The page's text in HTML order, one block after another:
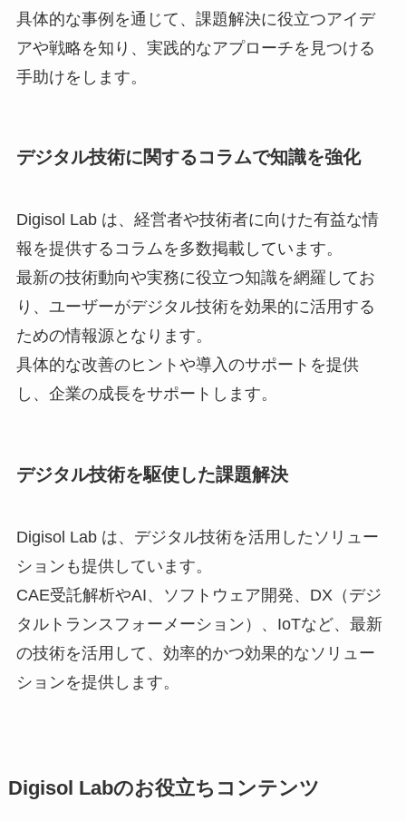
具体的な事例を通じて、課題解決に役立つアイデ
アや戦略を知り、実践的なアプローチを見つける
手助けをします。
デジタル技術に関するコラムで知識を強化
Digisol Lab は、経営者や技術者に向けた有益な情
報を提供するコラムを多数掲載しています。
最新の技術動向や実務に役立つ知識を網羅してお
り、ユーザーがデジタル技術を効果的に活用する
ための情報源となります。
具体的な改善のヒントや導入のサポートを提供
し、企業の成長をサポートします。
デジタル技術を駆使した課題解決
Digisol Lab は、デジタル技術を活用したソリュー
ションも提供しています。
CAE受託解析やAI、ソフトウェア開発、DX（デジ
タルトランスフォーメーション）、IoTなど、最新
の技術を活用して、効率的かつ効果的なソリュー
ションを提供します。
Digisol Labのお役立ちコンテンツ